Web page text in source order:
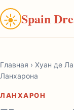
☀Spain
Главная › Хуан де
Ланхарона
ЛАНХАРОН